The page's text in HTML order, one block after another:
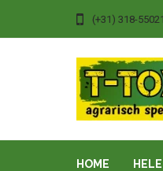
(+31) 318-
HOME